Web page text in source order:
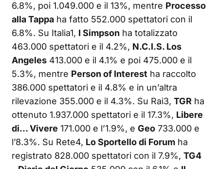
6.8%, poi 1.049.000 e il 13%, mentre Processo
alla Tappa ha fatto 552.000 spettatori con il
6.8%. Su Italia1, I Simpson ha totalizzato
463.000 spettatori e il 4.2%, N.C.I.S. Los
Angeles 413.000 e il 4.1% e poi 475.000 e il
5.3%, mentre Person of Interest ha raccolto
386.000 spettatori e il 4.8% e in un’altra
rilevazione 355.000 e il 4.3%. Su Rai3, TGR ha
ottenuto 1.937.000 spettatori e il 17.3%, Libere
di… Vivere 171.000 e l’1.9%, e Geo 733.000 e
l’8.3%. Su Rete4, Lo Sportello di Forum ha
registrato 828.000 spettatori con il 7.9%, TG4